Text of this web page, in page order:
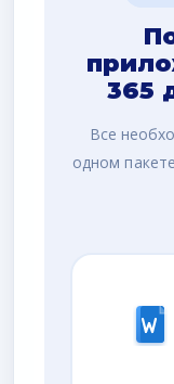
365
Все
одном